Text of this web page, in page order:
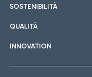
SOSTENIBILITÀ
QUALITÀ
INNOVATION